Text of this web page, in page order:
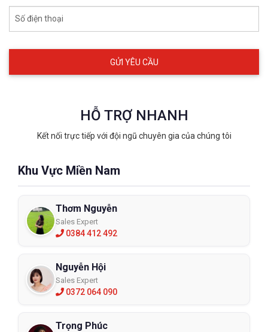
Số điện thoại
HỖ TRỢ NHANH
Kết nối trực tiếp với đội ngũ chuyên gia của chúng tôi
Khu Vực Miền Nam
Thơm Nguyễn
Sales Expert
0384 412 492
Nguyễn Hội
Sales Expert
0372 064 090
Trọng Phúc